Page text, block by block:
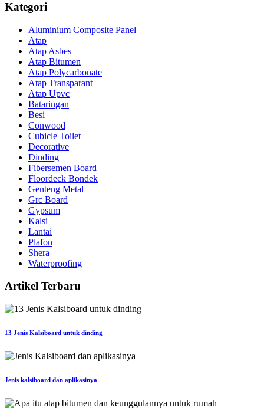
Kategori
Aluminium Composite Panel
Atap
Atap Asbes
Atap Bitumen
Atap Polycarbonate
Atap Transparant
Atap Upvc
Bataringan
Besi
Conwood
Cubicle Toilet
Decorative
Dinding
Fibersemen Board
Floordeck Bondek
Genteng Metal
Grc Board
Gypsum
Kalsi
Lantai
Plafon
Shera
Waterproofing
Artikel Terbaru
13 Jenis Kalsiboard untuk dinding
Jenis kalsiboard dan aplikasinya